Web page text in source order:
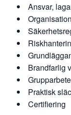
Ansvar,
Organisation
Brandfarlig
Praktisk
Certifiering